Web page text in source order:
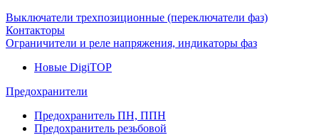
Выключатели трехпозиционные (переключатели фаз)
Контакторы
Ограничители и реле напряжения, индикаторы фаз
Новые DigiTOP
Предохранители
Предохранитель ПН, ППН
Предохранитель резьбовой